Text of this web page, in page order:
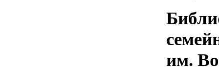
им.